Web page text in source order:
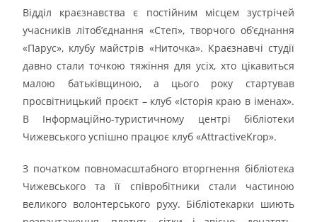
Відділ краєзнавства є постійним місцем зустрічей
учасників літоб’єднання «Степ», творчого об’єднання
«Парус», клубу майстрів «Ниточка». Краєзнавчі студії
давно стали точкою тяжіння для усіх, хто цікавиться
малою батьківщиною, а цього року стартував
просвітницький проєкт – клуб «Історія краю в іменах».
В Інформаційно-туристичному центрі бібліотеки
Чижевського успішно працює клуб «AttractiveKrop».
З початком повномасштабного вторгнення бібліотека
Чижевського та її співробітники стали частиною
великого волонтерського руху. Бібліотекарки шиють